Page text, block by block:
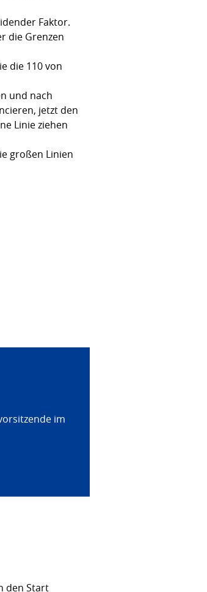
Faktor.
die Grenzen
die 110 von
und nach
jetzt den
Linie ziehen
großen Linien
im
den Start